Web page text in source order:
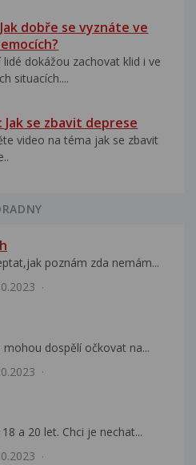
Jak dobře se vyznáte ve
lidé dokážou zachovat klid i ve
situacích....
Jak se zbavit deprese
video na téma jak se zbavit
poznám zda nemám...
dospělí očkovat na...
a 20 let. Chci je nechat...